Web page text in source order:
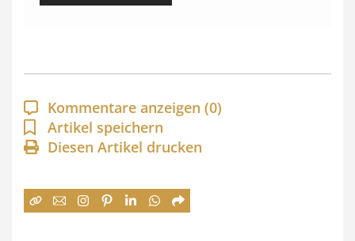
p
a
n
n
:
Kommentare anzeigen (0)
Artikel speichern
Diesen Artikel drucken